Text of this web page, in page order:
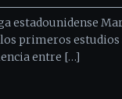
estadounidense
primeros estudios
entre […]